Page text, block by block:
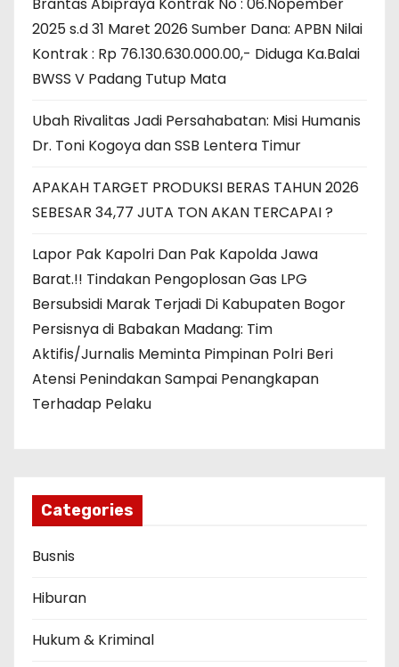
Brantas Abipraya Kontrak No : 06.Nopember
2025 s.d 31 Maret 2026 Sumber Dana: APBN Nilai
Kontrak : Rp 76.130.630.000.00,- Diduga Ka.Balai
BWSS V Padang Tutup Mata
Ubah Rivalitas Jadi Persahabatan: Misi Humanis
Dr. Toni Kogoya dan SSB Lentera Timur
APAKAH TARGET PRODUKSI BERAS TAHUN 2026
SEBESAR 34,77 JUTA TON AKAN TERCAPAI ?
Lapor Pak Kapolri Dan Pak Kapolda Jawa
Barat.!! Tindakan Pengoplosan Gas LPG
Bersubsidi Marak Terjadi Di Kabupaten Bogor
Persisnya di Babakan Madang: Tim
Aktifis/Jurnalis Meminta Pimpinan Polri Beri
Atensi Penindakan Sampai Penangkapan
Terhadap Pelaku
Categories
Busnis
Hiburan
Hukum & Kriminal